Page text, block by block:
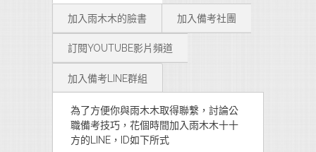
加入雨木木的臉書 加入備考社團
訂閱YOUTUBE影片頻道
加入備考LINE群組
為了方便你與雨木木取得聯繫，討論公
職備考技巧，花個時間加入雨木木十十
方的LINE，ID如下所式